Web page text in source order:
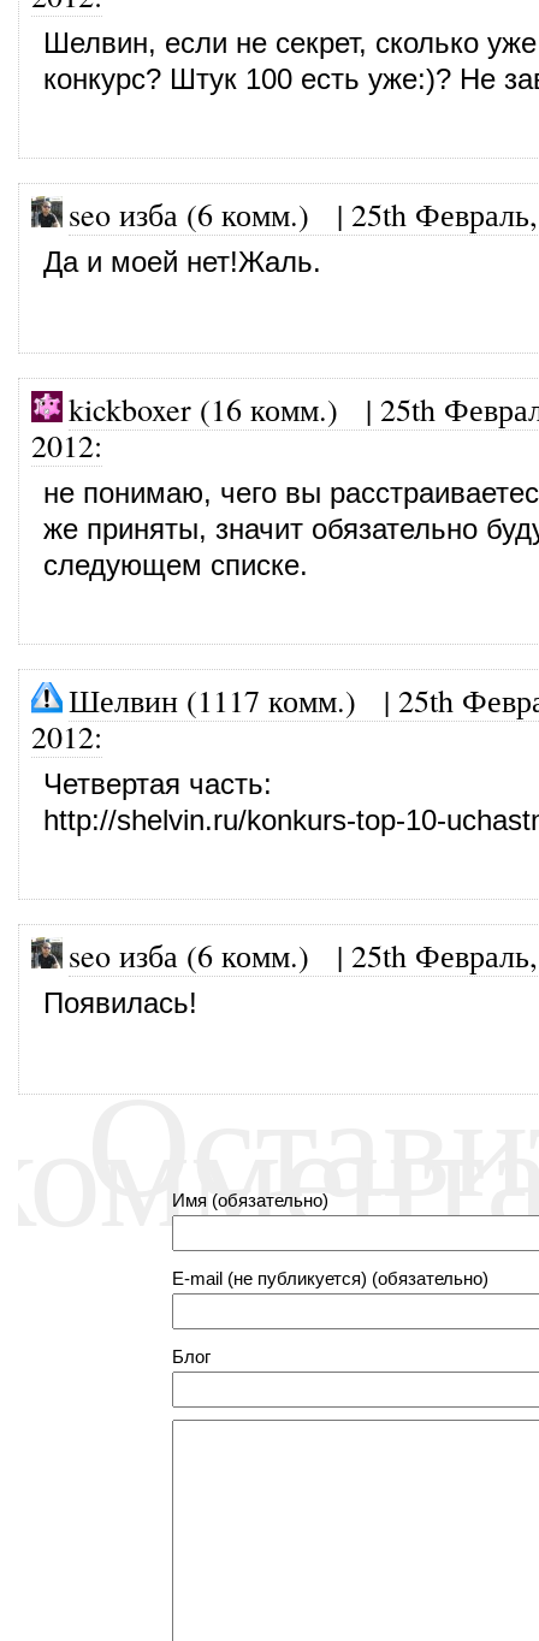
Шелвин, если не секрет, сколько
конкурс? Штук 100 есть уже:)? Не
seo изба (6 комм.) | 25th
Да и моей нет!Жаль.
kickboxer (16 комм.) | 25th
2012:
не понимаю, чего вы
же приняты, значит обязательно
следующем списке.
Шелвин (1117 комм.) | 25th
2012:
Четвертая часть:
http://shelvin.ru/konkurs-top-10-
seo изба (6 комм.) | 25th
Появилась!
Имя (обязательно)
E-mail (не публикуется) (обязательно)
Блог